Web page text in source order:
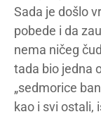
Sada je došlo
pobede i da
nema ničeg
tada bio jedna
„sedmorice
kao i svi ostali,